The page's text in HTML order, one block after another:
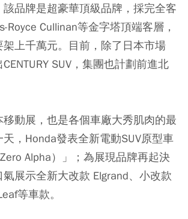
品牌是超豪華頂級品牌，採完全客
Royce Cullinan等金字塔頂端客層，
上千萬元。目前，除了日本市場
SUV，集團也計劃前進北
動展，也是各個車廠大秀肌肉的最
，Honda發表全新電動SUV原型車
Alpha）」；為展現品牌再起決
展示全新大改款 Elgrand、小改款
等車款。